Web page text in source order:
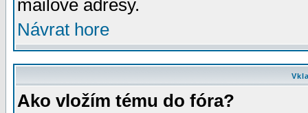
mailové adresy.
Návrat hore
Ako vložím tému do fóra?